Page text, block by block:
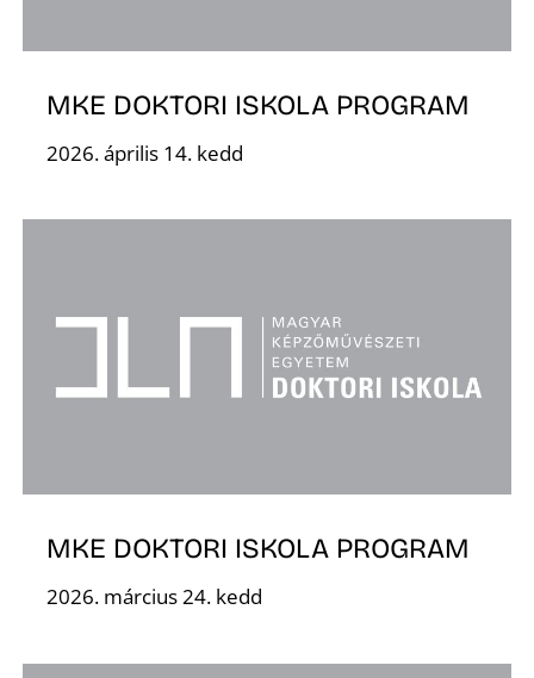
MKE DOKTORI ISKOLA PROGRAM
2026. április 14. kedd
MKE DOKTORI ISKOLA PROGRAM
2026. március 24. kedd